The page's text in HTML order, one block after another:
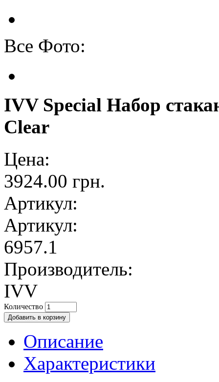
Все Фото:
IVV Special Набор
Clear
Цена:
3924.00 грн.
Артикул:
Артикул:
6957.1
Производитель:
IVV
Количество
Описание
Характеристики